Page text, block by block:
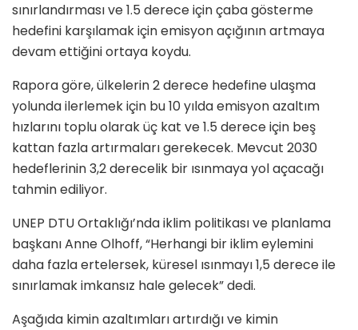
sınırlandırması ve 1.5 derece için çaba gösterme
hedefini karşılamak için emisyon açığının artmaya
devam ettiğini ortaya koydu.
Rapora göre, ülkelerin 2 derece hedefine ulaşma
yolunda ilerlemek için bu 10 yılda emisyon azaltım
hızlarını toplu olarak üç kat ve 1.5 derece için beş
kattan fazla artırmaları gerekecek. Mevcut 2030
hedeflerinin 3,2 derecelik bir ısınmaya yol açacağı
tahmin ediliyor.
UNEP DTU Ortaklığı’nda iklim politikası ve planlama
başkanı Anne Olhoff, “Herhangi bir iklim eylemini
daha fazla ertelersek, küresel ısınmayı 1,5 derece ile
sınırlamak imkansız hale gelecek” dedi.
Aşağıda kimin azaltımları artırdığı ve kimin